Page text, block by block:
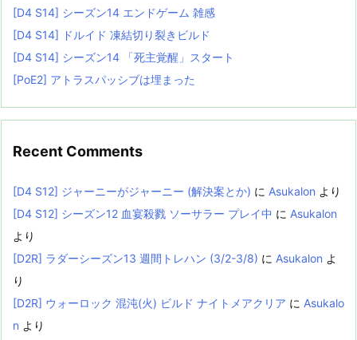
[D4 S14] シーズン14 エンドゲーム 雑感
[D4 S14] ドルイド 凍結切り裂きビルド
[D4 S14] シーズン14 「死主覚醒」スタート
[PoE2] アトラスパッシブは埋まった
Recent Comments
[D4 S12] ジャーニーがジャーニー (解決案とか) に Asukalon より
[D4 S12] シーズン12 血宴殺戮 ソーサラー プレイ中 に Asukalon
より
[D2R] ラダーシーズン13 週間トレハン (3/2-3/8) に Asukalon よ
り
[D2R] ウォーロック 混沌(火) ビルド ナイトメアクリア に Asukalo
n より